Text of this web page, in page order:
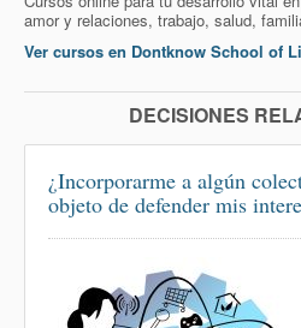
amor y relaciones, trabajo, salud,
Ver cursos en Dontknow School of
DECISIONES
¿Incorporarme a algún
objeto de defender mis